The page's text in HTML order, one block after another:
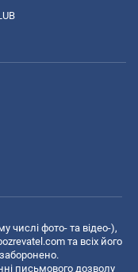
числі фото- та відео-),
та всіх його
письмового дозволу